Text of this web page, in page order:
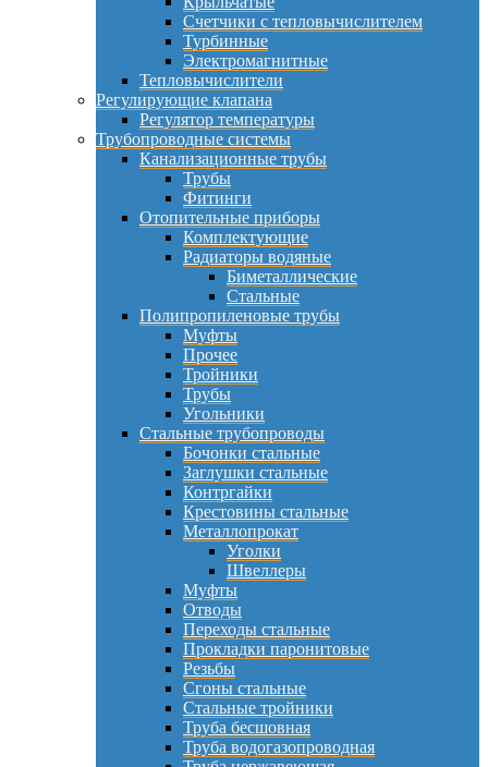
Счетчики с тепловычислителем
Турбинные
Электромагнитные
Тепловычислители
Регулирующие клапана
Регулятор температуры
Трубопроводные системы
Канализационные трубы
Трубы
Фитинги
Отопительные приборы
Комплектующие
Радиаторы водяные
Биметаллические
Стальные
Полипропиленовые трубы
Муфты
Прочее
Тройники
Трубы
Угольники
Стальные трубопроводы
Бочонки стальные
Заглушки стальные
Контргайки
Крестовины стальные
Металлопрокат
Уголки
Швеллеры
Муфты
Отводы
Переходы стальные
Прокладки паронитовые
Резьбы
Сгоны стальные
Стальные тройники
Труба бесшовная
Труба водогазопроводная